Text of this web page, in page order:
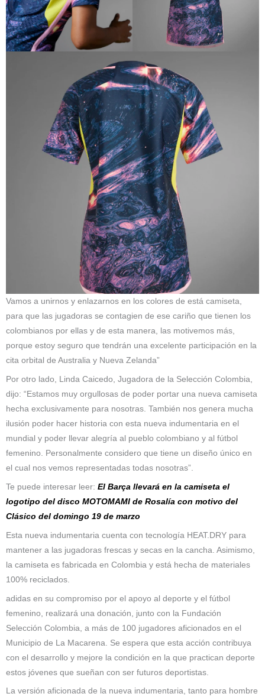
Vamos a unirnos y enlazarnos en los colores de está camiseta,
para que las jugadoras se contagien de ese cariño que tienen los
colombianos por ellas y de esta manera, las motivemos más,
porque estoy seguro que tendrán una excelente participación en la
cita orbital de Australia y Nueva Zelanda”
Por otro lado, Linda Caicedo, Jugadora de la Selección Colombia,
dijo: “Estamos muy orgullosas de poder portar una nueva camiseta
hecha exclusivamente para nosotras. También nos genera mucha
ilusión poder hacer historia con esta nueva indumentaria en el
mundial y poder llevar alegría al pueblo colombiano y al fútbol
femenino. Personalmente considero que tiene un diseño único en
el cual nos vemos representadas todas nosotras”.
Te puede interesar leer: El Barça llevará en la camiseta el
logotipo del disco MOTOMAMI de Rosalía con motivo del
Clásico del domingo 19 de marzo
Esta nueva indumentaria cuenta con tecnología HEAT.DRY para
mantener a las jugadoras frescas y secas en la cancha. Asimismo,
la camiseta es fabricada en Colombia y está hecha de materiales
100% reciclados.
adidas en su compromiso por el apoyo al deporte y el fútbol
femenino, realizará una donación, junto con la Fundación
Selección Colombia, a más de 100 jugadores aficionados en el
Municipio de La Macarena. Se espera que esta acción contribuya
con el desarrollo y mejore la condición en la que practican deporte
estos jóvenes que sueñan con ser futuros deportistas.
La versión aficionada de la nueva indumentaria, tanto para hombre